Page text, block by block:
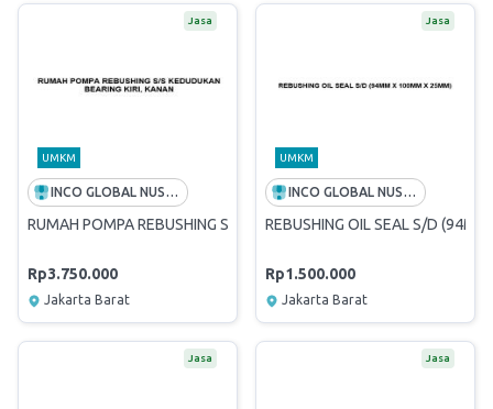
Jasa
UMKM
INCO GLOBAL NUSANTARA
RUMAH POMPA REBUSHING S/S KEDUDUKAN BEARING KIRI, KANAN
Rp3.750.000
Jakarta Barat
Jasa
UMKM
INCO GLOBAL NUSANTARA
REBUSHING OIL SEAL S/D
Rp1.500.000
Jakarta Barat
Jasa Jasa